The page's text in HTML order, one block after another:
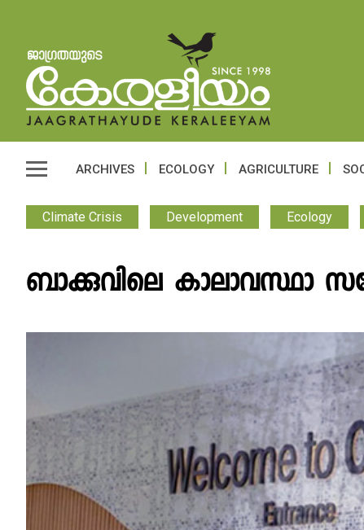
ARCHIVES ECOLOGY AGRICULTURE
Climate Crisis Development Ecology
ബാക്കുവിലെ കാലാവസ്ഥാ